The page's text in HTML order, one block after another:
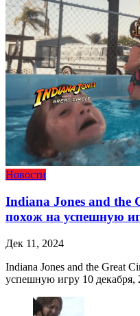
Новости
Indiana Jones and the
похож на успешную
Дек 11, 2024
Indiana Jones and the Great
успешную игру 10